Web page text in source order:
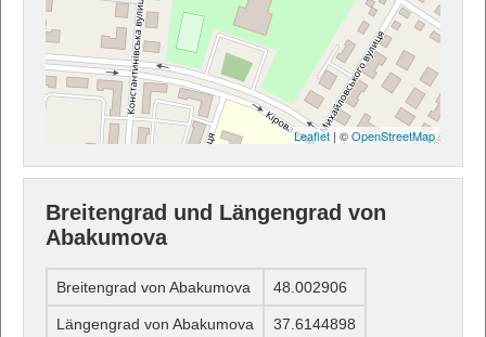
Leaflet | ©OpenStreetMap
Breitengrad und Längengrad von
Abakumova
Breitengrad von Abakumova 48.002906
Längengrad von Abakumova 37.6144898